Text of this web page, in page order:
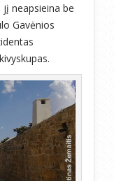
neapsieina be
Gavėnios